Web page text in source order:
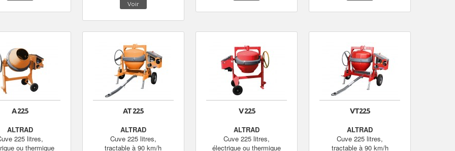
Voir
A 225
ALTRAD
225 litres,
ou thermique
AT 225
ALTRAD
Cuve 225 litres,
tractable à 90 km/h
V 225
ALTRAD
Cuve 225 litres,
électrique ou thermique
VT225
ALTRAD
Cuve 225 litres,
tractable à 90 km/h